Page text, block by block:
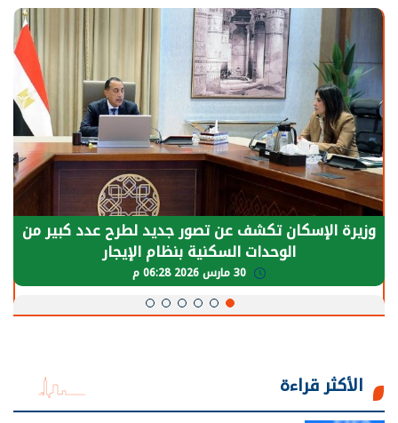
الرئيس السيسي: توقف الأنشطة في قطاع الطاقة
يحتاج إلى سنوات لعودة معدلات الإنتاج الطبيعية
الأكثر قراءة